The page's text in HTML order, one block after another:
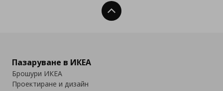
Нагоре
Пазаруване в ИКЕА
Брошури ИКЕА
Проектиране и дизайн